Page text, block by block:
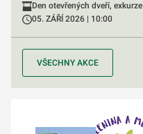
Den otevřených dveří, exkurze
05. ZÁŘÍ 2026 | 10:00
VŠECHNY AKCE